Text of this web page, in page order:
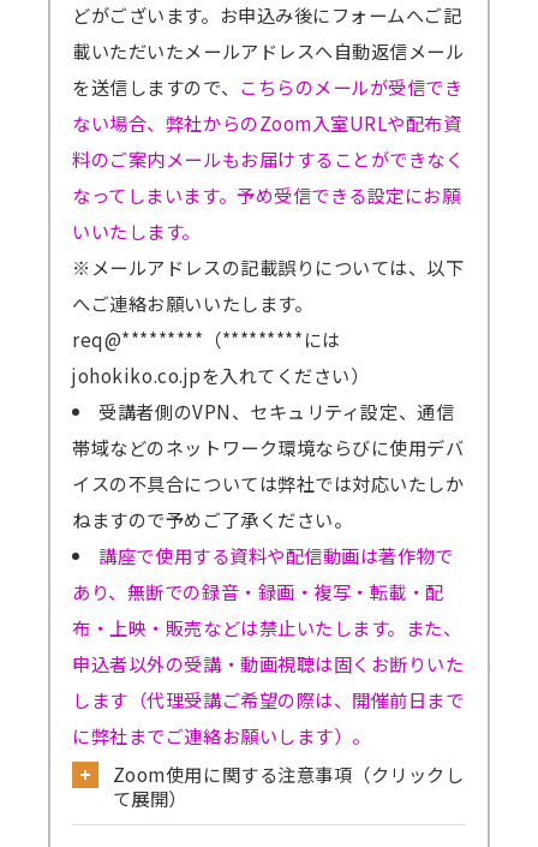
どがございます。お申込み後にフォームへご記
載いただいたメールアドレスへ自動返信メール
を送信しますので、 こちらのメールが受信でき
ない場合、弊社からのZoom入室URLや配布資
料のご案内メールもお届けすることができなく
なってしまいます。予め受信できる設定にお願
いいたします。
※メールアドレスの記載誤りについては、以下
へご連絡お願いいたします。
req@*********（*********には
johokiko.co.jpを入れてください）
受講者側のVPN、セキュリティ設定、通信
帯域などのネットワーク環境ならびに使用デバ
イスの不具合については弊社では対応いたしか
ねますので予めご了承ください。
講座で使用する資料や配信動画は著作物で
あり、無断での録音・録画・複写・転載・配
布・上映・販売などは禁止いたします。また、
申込者以外の受講・動画視聴は固くお断りいた
します（代理受講ご希望の際は、開催前日まで
に弊社までご連絡お願いします）。
Zoom使用に関する注意事項（クリックし
て展開）